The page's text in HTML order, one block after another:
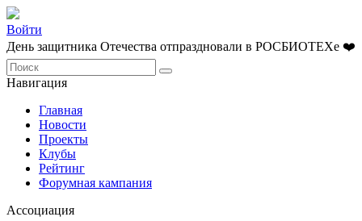
Войти
День защитника Отечества отпраздновали в РОСБИОТЕХе ❤️
Навигация
Главная
Новости
Проекты
Клубы
Рейтинг
Форумная кампания
Ассоциация